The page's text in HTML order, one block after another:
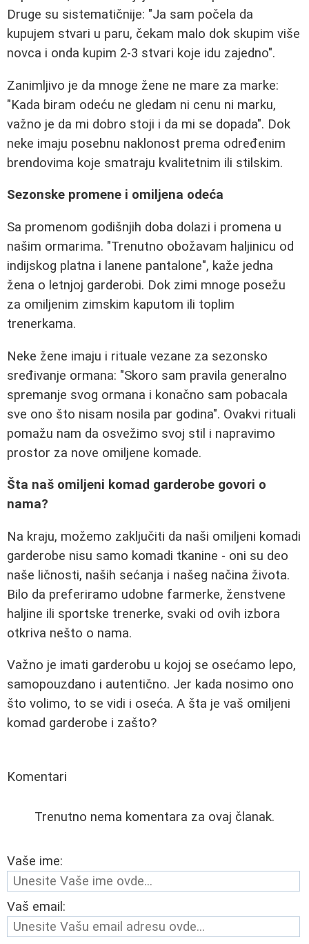
Druge su sistematičnije: "Ja sam počela da
kupujem stvari u paru, čekam malo dok skupim više
novca i onda kupim 2-3 stvari koje idu zajedno".
Zanimljivo je da mnoge žene ne mare za marke:
"Kada biram odeću ne gledam ni cenu ni marku,
važno je da mi dobro stoji i da mi se dopada". Dok
neke imaju posebnu naklonost prema određenim
brendovima koje smatraju kvalitetnim ili stilskim.
Sezonske promene i omiljena odeća
Sa promenom godišnjih doba dolazi i promena u
našim ormarima. "Trenutno obožavam haljinicu od
indijskog platna i lanene pantalone", kaže jedna
žena o letnjoj garderobi. Dok zimi mnoge posežu
za omiljenim zimskim kaputom ili toplim
trenerkama.
Neke žene imaju i rituale vezane za sezonsko
sređivanje ormana: "Skoro sam pravila generalno
spremanje svog ormana i konačno sam pobacala
sve ono što nisam nosila par godina". Ovakvi rituali
pomažu nam da osvežimo svoj stil i napravimo
prostor za nove omiljene komade.
Šta naš omiljeni komad garderobe govori o
nama?
Na kraju, možemo zaključiti da naši omiljeni komadi
garderobe nisu samo komadi tkanine - oni su deo
naše ličnosti, naših sećanja i našeg načina života.
Bilo da preferiramo udobne farmerke, ženstvene
haljine ili sportske trenerke, svaki od ovih izbora
otkriva nešto o nama.
Važno je imati garderobu u kojoj se osećamo lepo,
samopouzdano i autentično. Jer kada nosimo ono
što volimo, to se vidi i oseća. A šta je vaš omiljeni
komad garderobe i zašto?
Komentari
Trenutno nema komentara za ovaj članak.
Vaše ime:
Vaš email: